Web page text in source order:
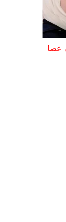
عصا